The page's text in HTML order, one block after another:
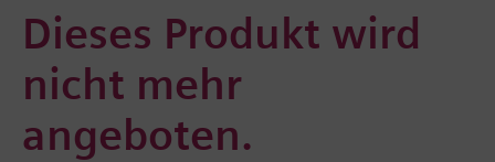
Dieses Produkt wird
nicht mehr
angeboten.